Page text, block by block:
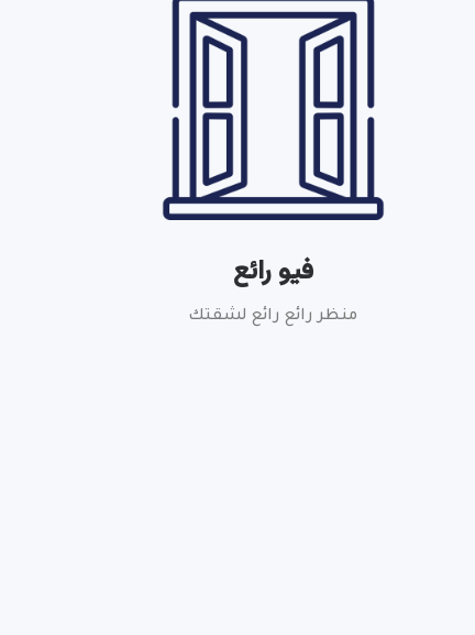
فيو رائع
منظر رائع رائع لشقتك